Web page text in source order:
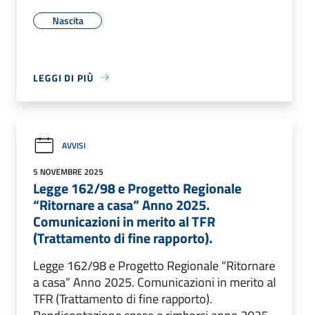
Nascita
LEGGI DI PIÙ
AVVISI
5 NOVEMBRE 2025
Legge 162/98 e Progetto Regionale
“Ritornare a casa” Anno 2025.
Comunicazioni in merito al TFR
(Trattamento di fine rapporto).
Legge 162/98 e Progetto Regionale “Ritornare
a casa” Anno 2025. Comunicazioni in merito al
TFR (Trattamento di fine rapporto).